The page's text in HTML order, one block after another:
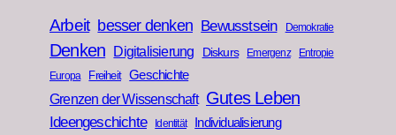
Arbeit besser denken Bewusstsein Demokratie
Denken Digitalisierung Diskurs Emergenz
Entropie
Europa
Freiheit Geschichte
Grenzen der Wissenschaft Gutes Leben
Ideengeschichte Identität Individualisierung